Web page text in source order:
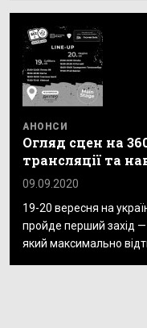
АНОНСИ
Огляд сцен на
трансляції та
09.09.2020
19-20 вересня на
пройде перший захід
який максимально